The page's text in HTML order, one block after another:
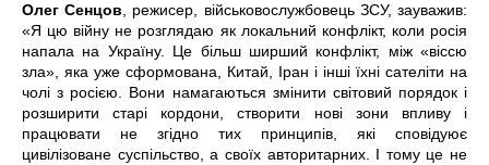
Олег Сенцов , режисер, військовослужбовець ЗСУ, зауважив:
«Я цю війну не розглядаю як локальний конфлікт, коли росія
напала на Україну. Це більш ширший конфлікт, між «віссю
зла», яка уже сформована, Китай, Іран і інші їхні сателіти на
чолі з росією. Вони намагаються змінити світовий порядок і
розширити старі кордони, створити нові зони впливу і
працювати не згідно тих принципів, які сповідуює
цивілізоване суспільство, а своїх авторитарних. І тому це не